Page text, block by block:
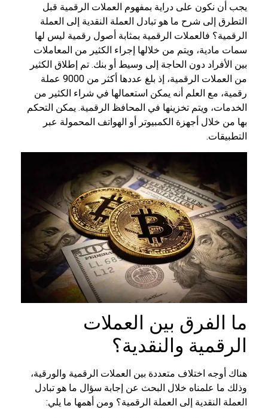
يجب أن نكون على دراية بمفهوم العملات الرقمية قبل
التطرق إلى شرح ما هو تبادل العملة النقدية إلى العملة
الرقمية؟ فالعملات الرقمية بمثابة أصول رقمية ليس لها
سمات مادية، ويتم من خلالها إجراء الكثير من المعاملات
بين الأفراد دون الحاجة إلى وسيط أو بنك. تم إطلاق الكثير
من العملات الرقمية، إذ بلغ عددها أكثر من 9000 عملة
رقمية، مع العلم أنه يمكن استعمالها في شراء الكثير من
الخدمات، ويتم تخزينها في المحافظ الرقمية. يمكن التحكم
بها من خلال أجهزة الكمبيوتر أو الهواتف المحمولة عبر
التطبيقات.
ما الفرق بين العملات
الرقمية والنقدية؟
هناك أوجه اختلاف متعددة بين العملات الرقمية والورقية،
وذلك ما علمناه خلال البحث عن إجابة سؤال ما هو تبادل
العملة النقدية إلى العملة الرقمية؟ ومن أهمها ما يلي: